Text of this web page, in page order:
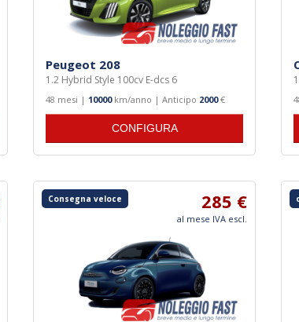
Peugeot 208
1.2 Hybrid Style 100cv E-dcs 6
48 mesi | 10000km/anno | Anticipo 2000€
CONFIGURA
Consegna veloce 285 €
al mese IVA escl.